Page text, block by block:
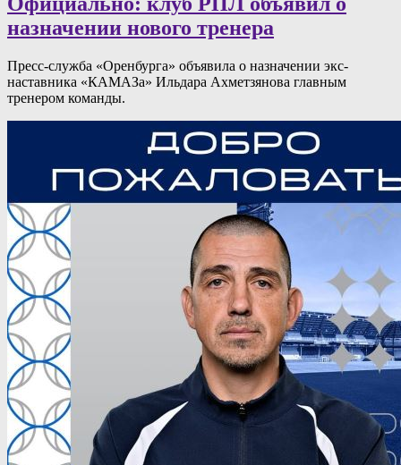
назначении нового тренера
Пресс-служба «Оренбурга» объявила о назначении экс-
наставника «КАМАЗа» Ильдара Ахметзянова главным
тренером команды.